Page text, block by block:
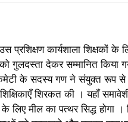
कार्यशाला शिक्षकों के
गुलदस्ता देकर सम्मानित किया
के सदस्य गण ने संयुक्त रूप से
शिरकत की । यहाँ
के लिए मील का पत्थर सिद्ध होगा